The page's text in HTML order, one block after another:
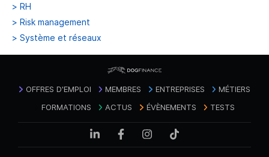
> RH
> Risk management
> Système et réseaux
OFFRES D'EMPLOI MEMBRES ENTREPRISES
MÉTIERS
FORMATIONS
ACTUS ÉVÈNEMENTS TESTS